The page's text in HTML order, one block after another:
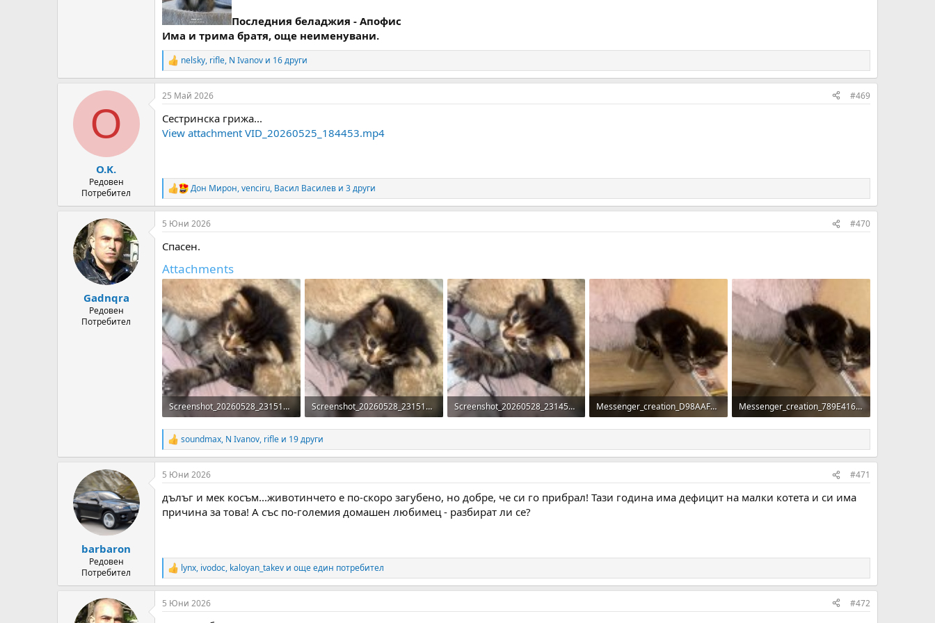
Последния беладжия - Апофис
Има и трима братя, още неименувани.
R
e
a
c
i
o
nelsky, rifle, N Ivanov и 16 други
O
O.K.
Редовен
Потребител
25 Май 2026 #469
Сестринска грижа...
View attachment VID_20260525_184453.mp4
R
e
a
c
i
n
s
Дон Мирон,venciru, Васил Василев и 3 други
Gadnqra
Редовен
Потребител
5 Юни 2026 #470
Спасен.
Attachments
Screenshot_20260528_231510_Messenger.jpg
216.3 KB · Прегледи: 49
Screenshot_20260528_231514_Messenger.jpg
192.1 KB · Прегледи: 47
Screenshot_20260528_231458_Messenger.jpg
220.2 KB · Прегледи: 44
Messenger_creation_D98AAF0C-4957-4E79-929B-D78486436A8E.jpeg
153.5 KB · Прегледи: 46
Messenger_creation_789E4164-3E6B-42A2-BC79-9877D9251248.jpeg
130.9 KB · Прегледи: 50
R
e
a
c
i
o
n
soundmax, N Ivanov, rifle и 19 други
barbaron
Редовен
Потребител
5 Юни 2026 #471
дълъг и мек косъм...животинчето е по-скоро загубено, но добре, че си го прибрал! Тази година има дефицит на малки котета и си има
причина за това! А със по-големия домашен любимец - разбират ли се?
R
e
a
c
lynx, ivodoc, kaloyan_takev и още един потребител
5 Юни 2026 #472